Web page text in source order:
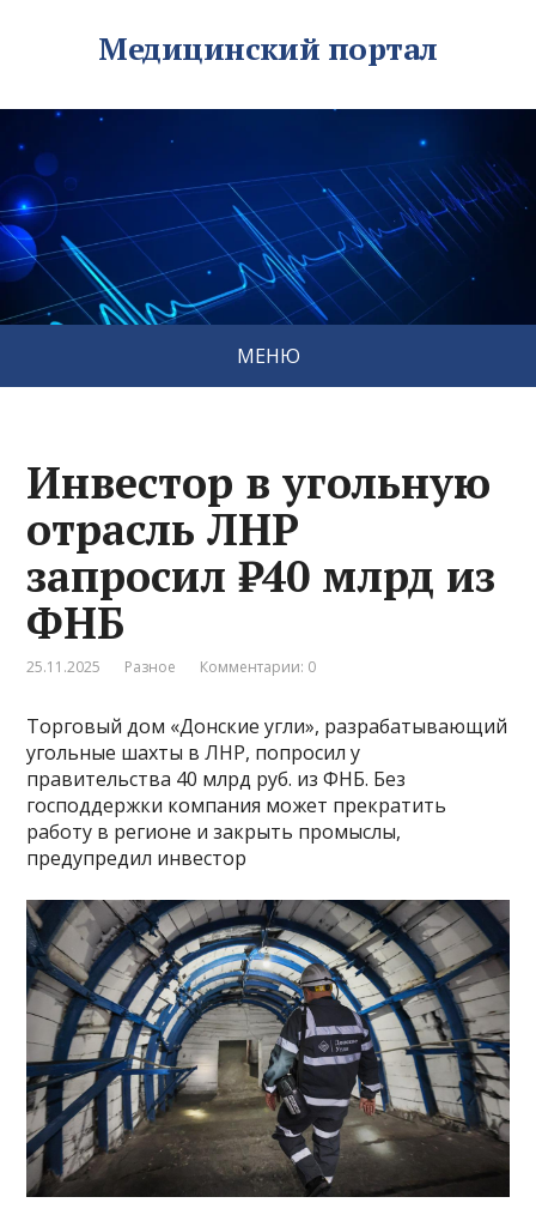
Медицинский портал
МЕНЮ
Инвестор в угольную
отрасль ЛНР
запросил ₽40 млрд из
ФНБ
25.11.2025 Разное Комментарии: 0
Торговый дом «Донские угли», разрабатывающий
угольные шахты в ЛНР, попросил у
правительства 40 млрд руб. из ФНБ. Без
господдержки компания может прекратить
работу в регионе и закрыть промыслы,
предупредил инвестор